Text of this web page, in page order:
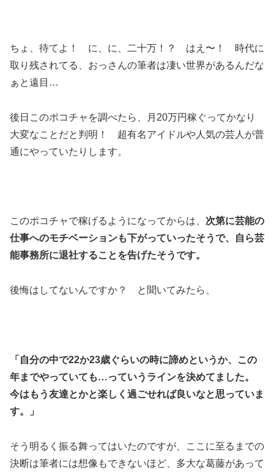
ちょ、待てよ！ に、に、二十万！？ はえ〜！ 時代に
取り残されてる、おっさんの筆者は凄い世界があるんだな
ぁと遠目…
後日このポコチャを調べたら、月20万円稼ぐってかなり
大変なことだと判明！ 超有名アイドルや人気の芸人が普
通にやっていたりします。
このポコチャで稼げるようになってからは、 次第に芸能の
仕事へのモチベーションも下がっていったそうで、自ら芸
能事務所に退社することを告げたそうです。
後悔はしてないんですか？ と聞いてみたら、
「自分の中で22か23歳ぐらいの時に諦めというか、この
年までやっていても…っていうラインを決めてました。
今はもう友達とかと楽しく過ごせれば良いなと思っていま
す。」
そう明るく振る舞ってはいたのですが、ここに至るまでの
決断は筆者には想像もできないほど、多大な葛藤があって